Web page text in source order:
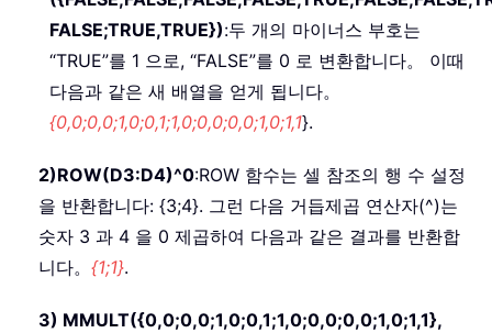
FALSE;TRUE,TRUE}):두 개의 마이너스 부호는
“TRUE”를 1 으로, “FALSE”를 0 로 변환합니다。 이때
다음과 같은 새 배열을 얻게 됩니다。
{0,0;0,0;1,0;0,1;1,0;0,0;0,0;1,0;1,1}.
2)ROW(D3:D4)^0:ROW 함수는 셀 참조의 행 수 설정
을 반환합니다: {3;4}. 그런 다음 거듭제곱 연산자(^)는
숫자 3 과 4 을 0 제곱하여 다음과 같은 결과를 반환합
니다。 {1;1}.
3) MMULT({0,0;0,0;1,0;0,1;1,0;0,0;0,0;1,0;1,1},